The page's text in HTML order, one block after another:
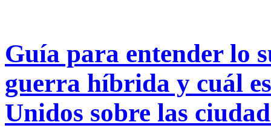
Guía para entender lo
guerra híbrida y cuál
Unidos sobre las